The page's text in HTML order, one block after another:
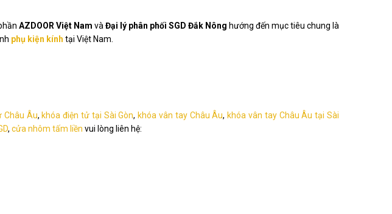
AZDOOR Việt Nam và Đại lý phân phối SGD Đắk Nông hướng đến mục tiêu chung là
phụ kiện kính tại Việt Nam.
Châu Âu, khóa điện tử tại Sài Gòn, khóa vân tay Châu Âu, khóa vân tay Châu Âu tại Sài
, cửa nhôm tấm liền vui lòng liên hệ: